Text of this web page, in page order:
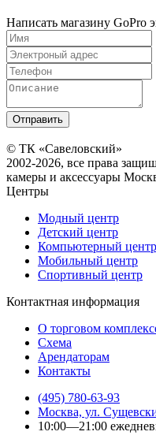
Написать магазину GoPro
© ТК «Савеловский»
2002-2026, все права
камеры и аксессуары
Центры
Модный центр
Детский центр
Компьютерный центр
Мобильный центр
Спортивный центр
Контактная информация
О торговом
Схема
Арендаторам
Контакты
(495) 780-63-93
Москва, ул.
10:00—21:00